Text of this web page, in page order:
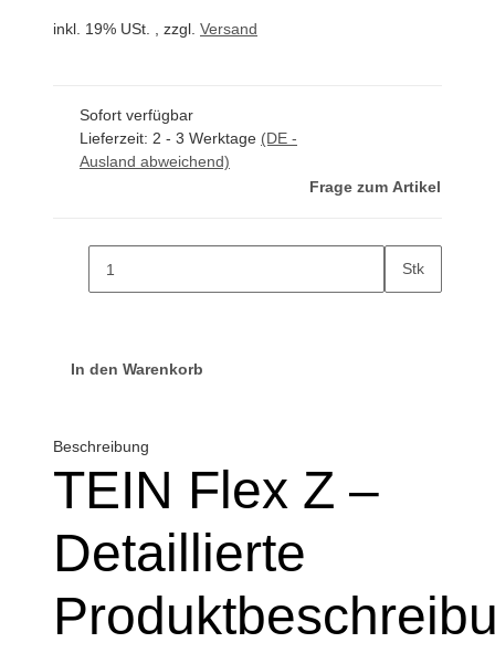
inkl. 19% USt. , zzgl. Versand
Sofort verfügbar
Lieferzeit: 2 - 3 Werktage (DE -
Ausland abweichend)
Frage zum Artikel
Stk
In den Warenkorb
Beschreibung
TEIN Flex Z –
Detaillierte